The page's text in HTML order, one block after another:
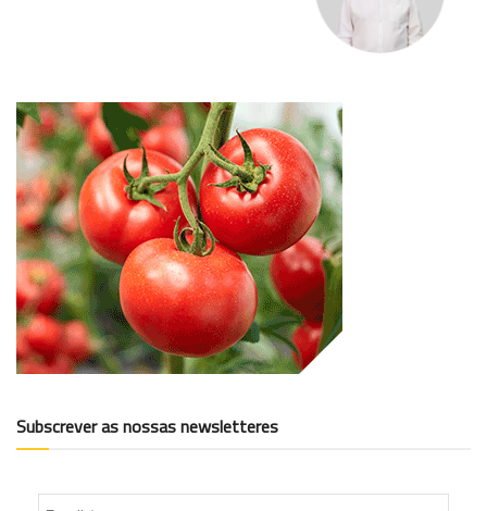
Subscrever as nossas newsletteres